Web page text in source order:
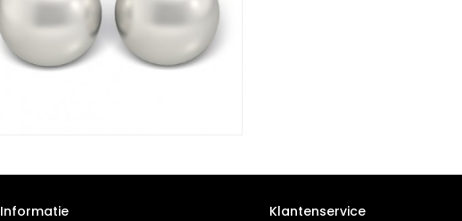
Informatie Klantenservice